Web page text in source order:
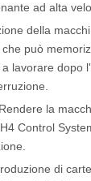
ad alta
della
può
lavorare dopo
la
Control
di